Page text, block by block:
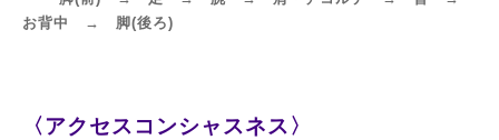
お背中 → 脚(後ろ)
〈アクセスコンシャスネス〉